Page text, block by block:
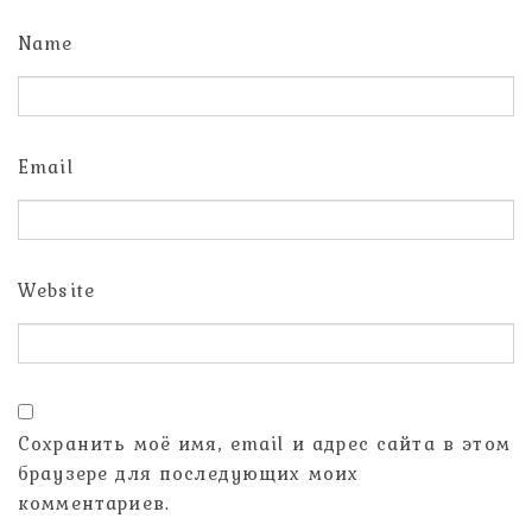
Name
Email
Website
Сохранить моё имя, email и адрес сайта в этом
браузере для последующих моих
комментариев.